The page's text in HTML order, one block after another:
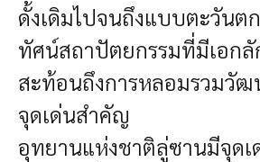
ดั้งเดิมไปจนถึงแบบตะวันต
ทัศน์สถาปัตยกรรมที่มีเอก
สะท้อนถึงการหลอมรวมวัฒ
จุดเด่นสำคัญ
อุทยานแห่งชาติลู่ซานมีจุด